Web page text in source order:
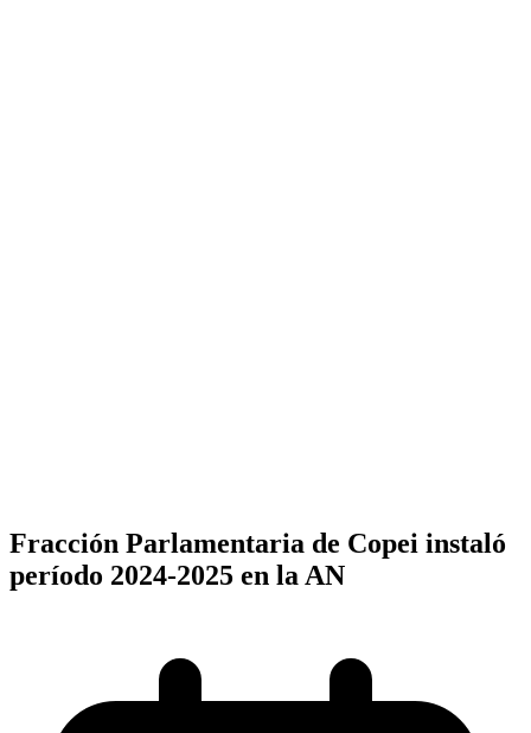
Fracción Parlamentaria de Copei instaló
período 2024-2025 en la AN